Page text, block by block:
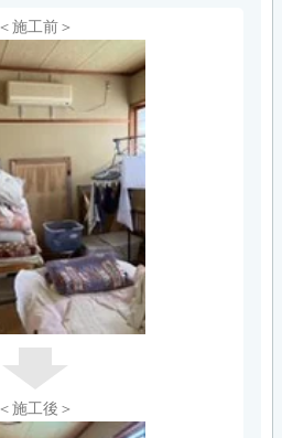
＜施工前＞
＜施工後＞